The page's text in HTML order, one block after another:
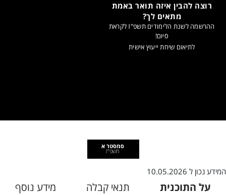
רוצה להבין איזה תואר באמת
מתאים לך?
ההרשמה לשנת הלימודים תשפ"ז לקראת
סיום!
לתיאום שיחת ייעוץ אישית
סמסטר א
תשפ"ז
המידע נכון ל 10.05.2026
על התוכנית תנאי קבלה מידע נוסף